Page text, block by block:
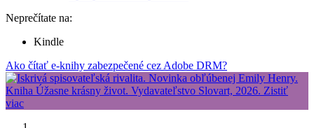
Neprečítate na:
Kindle
Ako čítať e-knihy zabezpečené cez Adobe DRM?